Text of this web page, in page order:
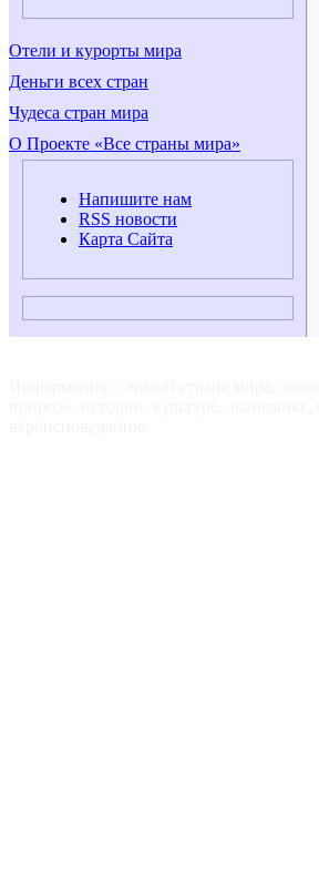
Отели и курорты мира
Деньги всех стран
Чудеса стран мира
О Проекте «Все страны мира»
Напишите нам
RSS новости
Карта Сайта